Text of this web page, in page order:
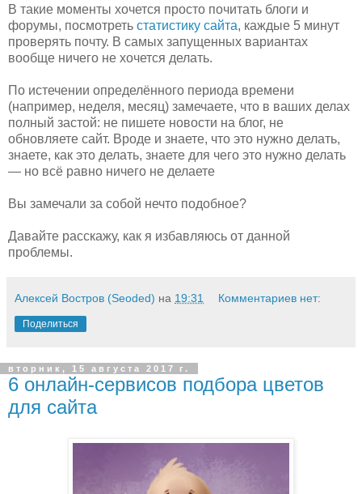
В такие моменты хочется просто почитать блоги и
форумы, посмотреть статистику сайта, каждые 5 минут
проверять почту. В самых запущенных вариантах
вообще ничего не хочется делать.
По истечении определённого периода времени
(например, неделя, месяц) замечаете, что в ваших делах
полный застой: не пишете новости на блог, не
обновляете сайт. Вроде и знаете, что это нужно делать,
знаете, как это делать, знаете для чего это нужно делать
— но всё равно ничего не делаете
Вы замечали за собой нечто подобное?
Давайте расскажу, как я избавляюсь от данной
проблемы.
Алексей Востров (Seoded) на 19:31 Комментариев нет:
Поделиться
вторник, 15 августа 2017 г.
6 онлайн-сервисов подбора цветов
для сайта